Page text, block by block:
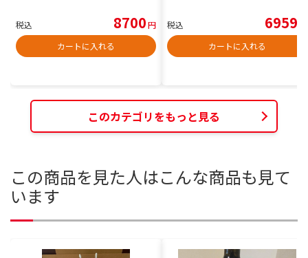
税込 8700円
カートに入れる
税込 6959
カートに入れる
このカテゴリをもっと見る
この商品を見た人はこんな商品も見て
います